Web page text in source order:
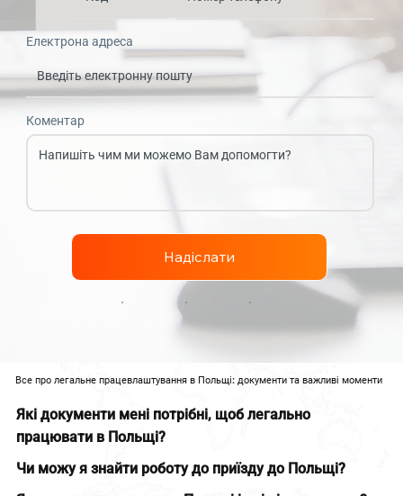
Все про легальне працевлаштування в Польщі: документи та важливі моменти
Які документи мені потрібні, щоб легально
працювати в Польщі?
Чи можу я знайти роботу до приїзду до Польщі?
Електрона адреса
Коментар
Надіслати